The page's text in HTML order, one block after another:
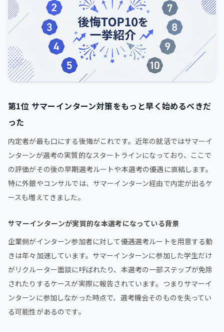
第1位 サマーインターン対策をもっと早く始めるべきだ
った
内定者が最も口にする後悔がこれです。近年の就活ではサマーイ
ンターンが選考の実質的なスタートラインになっており、ここで
の評価がその後の早期選考ルートや本選考の優遇に直結します。
特に外銀やコンサルでは、サマーインターン経由で内定が出るケ
ースも増えてきました。
サマーインターンが実質的な本選考になっている背景
企業側がインターン参加者に対して優遇選考ルートを用意する動
きは年々加速しています。サマーインターンに参加した学生だけ
がリクルーター面談に呼ばれたり、本選考の一部ステップが免除
されたりするケースが実際に報告されています。つまりサマーイ
ンターンに参加しなかった時点で、選考機会そのものを失ってい
る可能性があるのです。